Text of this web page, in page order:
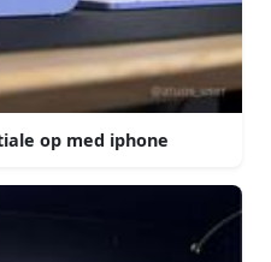
op med iphone